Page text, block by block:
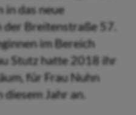
in das neue
Breitenstraße 57.
im Bereich
Stutz hatte 2018 ihr
für Frau Nuhn
Jahr an.